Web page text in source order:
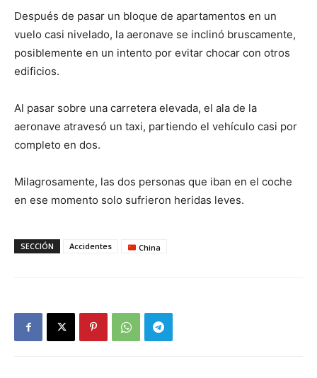
Después de pasar un bloque de apartamentos en un
vuelo casi nivelado, la aeronave se inclinó bruscamente,
posiblemente en un intento por evitar chocar con otros
edificios.
Al pasar sobre una carretera elevada, el ala de la
aeronave atravesó un taxi, partiendo el vehículo casi por
completo en dos.
Milagrosamente, las dos personas que iban en el coche
en ese momento solo sufrieron heridas leves.
SECCIÓN Accidentes China